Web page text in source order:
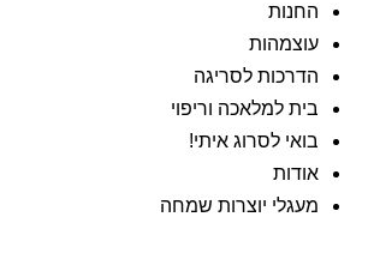
החנות
עוצמהות
הדרכות לסריגה
בית למלאכה וריפוי
בואי לסרוג איתי!
אודות
מעגלי יוצרות שמחה